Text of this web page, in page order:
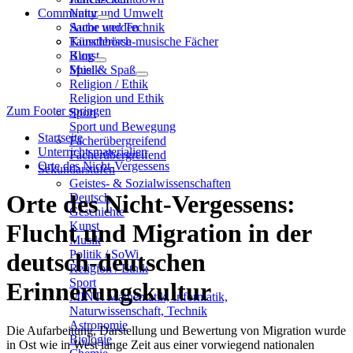
Natur und Umwelt
Sache und Technik
Künstlerisch-musische Fächer
Kunst
Musik
Religion / Ethik
Religion und Ethik
Sport
Sport und Bewegung
Fächerübergreifend
Fächerübergreifend
Sekundarstufen
Geistes- & Sozialwissenschaften
Deutsch
Geschichte
Kunst
Musik
Politik / SoWi
Religion / Ethik
Sport
MINT: Mathematik, Informatik,
Naturwissenschaft, Technik
Astronomie
Biologie
Community
Autor werden
Tauschbörse
Blog
Spiel & Spaß
Zum Footer springen
Startseite
Unterrichtsmaterialien
Orte des Nicht-Vergessens
Orte des Nicht-Vergessens:
Flucht und Migration in der
deutsch-deutschen
Erinnerungskultur
Die Aufarbeitung, Darstellung und Bewertung von Migration wurde
in Ost wie in West lange Zeit aus einer vorwiegend nationalen